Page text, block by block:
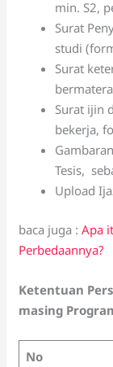
min. S2,
Surat
studi
Surat
Surat ijin
bekerja,
Tesis,
Upload
baca juga :Apa
Perbedaannya?
Ketentuan
masing
No